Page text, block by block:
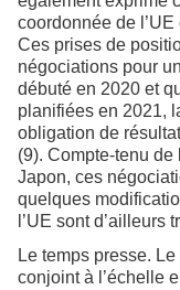
coordonnée de l’UE
Ces prises de
négociations pour
débuté en 2020 et
planifiées en 2021,
obligation de
(9). Compte-tenu
Japon, ces
quelques
l’UE sont d’ailleurs
Le temps presse.
conjoint à l’échelle